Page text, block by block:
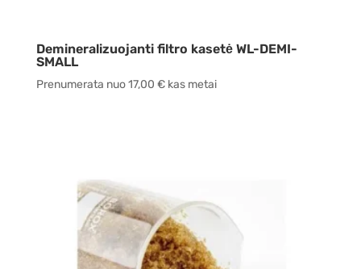
Demineralizuojanti filtro kasetė WL-DEMI-
SMALL
Prenumerata nuo17,00 €kas metai